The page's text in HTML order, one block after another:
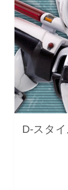
D-スタ